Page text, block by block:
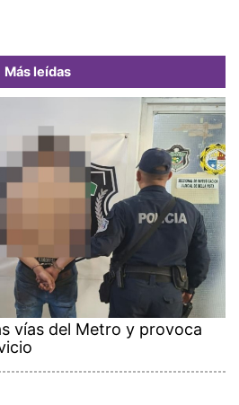
Más leídas
vías del Metro y provoca